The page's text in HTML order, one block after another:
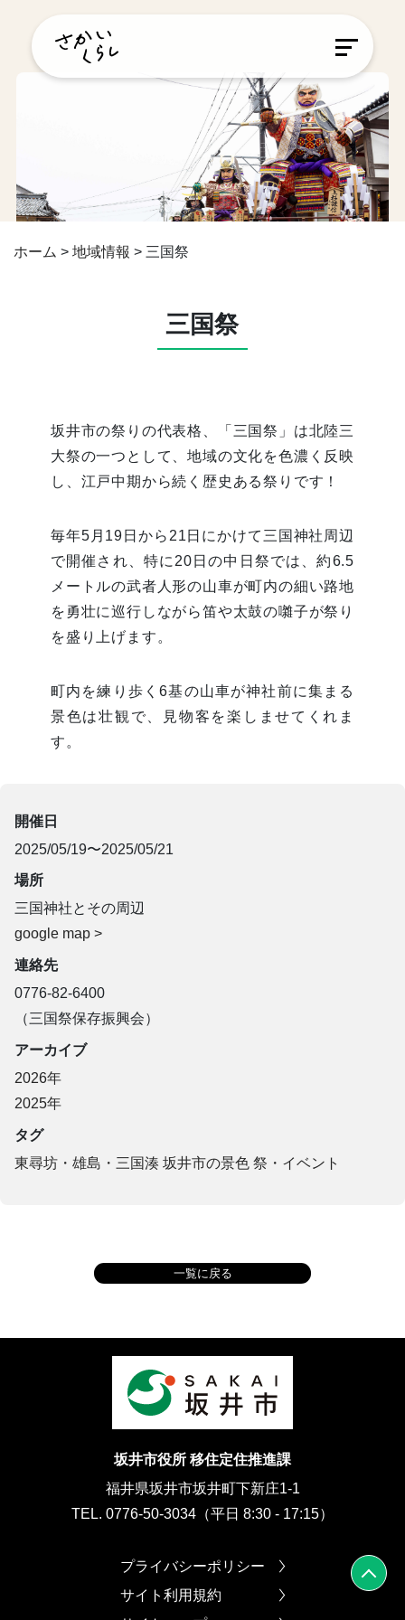
ホーム > 地域情報 > 三国祭
三国祭
坂井市の祭りの代表格、「三国祭」は北陸三
大祭の一つとして、地域の文化を色濃く反映
し、江戸中期から続く歴史ある祭りです！
毎年5月19日から21日にかけて三国神社周辺
で開催され、特に20日の中日祭では、約6.5
メートルの武者人形の山車が町内の細い路地
を勇壮に巡行しながら笛や太鼓の囃子が祭り
を盛り上げます。
町内を練り歩く6基の山車が神社前に集まる
景色は壮観で、見物客を楽しませてくれま
す。
開催日
2025/05/19〜2025/05/21
場所
三国神社とその周辺
google map >
連絡先
0776-82-6400
（三国祭保存振興会）
アーカイブ
2026年
2025年
タグ
東尋坊・雄島・三国湊 坂井市の景色 祭・イベント
一覧に戻る
坂井市役所 移住定住推進課
福井県坂井市坂井町下新庄1-1
TEL. 0776-50-3034（平日 8:30 - 17:15）
プライバシーポリシー
サイト利用規約